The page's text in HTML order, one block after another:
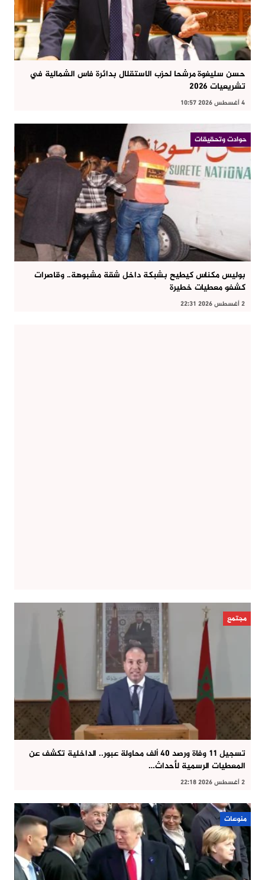
حسن سليغوة مرشحا لحزب الاستقلال بدائرة فاس الشمالية في
تشريعيات 2026
4 أغسطس 2026 10:57
حوادت وتحقيقات
بوليس مكناس كيطيح بشبكة داخل شقة مشبوهة.. وقاصرات
كشفو معطيات خطيرة
2 أغسطس 2026 22:31
مجتمع
تسجيل 11 وفاة ورصد 40 ألف محاولة عبور.. الداخلية تكشف عن
المعطيات الرسمية لأحداث…
2 أغسطس 2026 22:18
منوعات